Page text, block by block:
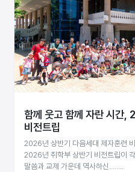
함께 웃고 함께 자란 시간,
비전트립
2026년 상반기 다음세대 제자훈련
2026년 취학부 상반기 비전트립이
말씀과 교제 가운데 역사하신........